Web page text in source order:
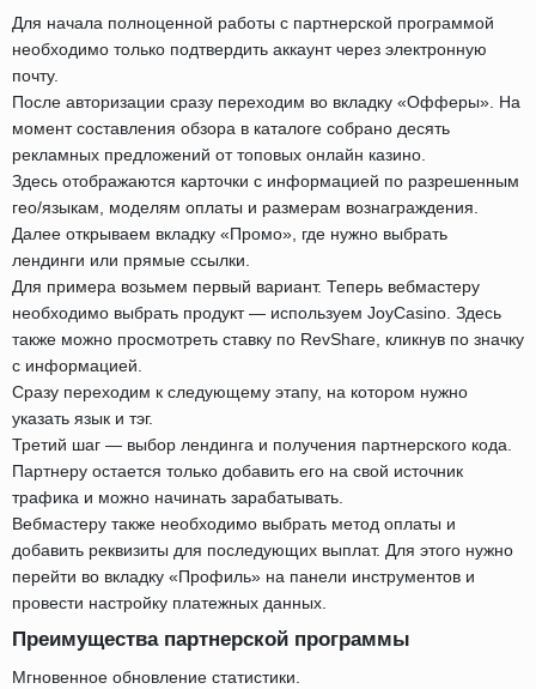
Для начала полноценной работы с партнерской программой
необходимо только подтвердить аккаунт через электронную
почту.
После авторизации сразу переходим во вкладку «Офферы». На
момент составления обзора в каталоге собрано десять
рекламных предложений от топовых онлайн казино.
Здесь отображаются карточки с информацией по разрешенным
гео/языкам, моделям оплаты и размерам вознаграждения.
Далее открываем вкладку «Промо», где нужно выбрать
лендинги или прямые ссылки.
Для примера возьмем первый вариант. Теперь вебмастеру
необходимо выбрать продукт — используем JoyCasino. Здесь
также можно просмотреть ставку по RevShare, кликнув по значку
с информацией.
Сразу переходим к следующему этапу, на котором нужно
указать язык и тэг.
Третий шаг — выбор лендинга и получения партнерского кода.
Партнеру остается только добавить его на свой источник
трафика и можно начинать зарабатывать.
Вебмастеру также необходимо выбрать метод оплаты и
добавить реквизиты для последующих выплат. Для этого нужно
перейти во вкладку «Профиль» на панели инструментов и
провести настройку платежных данных.
Преимущества партнерской программы
Мгновенное обновление статистики.